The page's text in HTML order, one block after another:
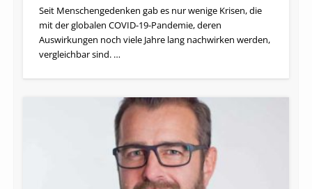
Seit Menschengedenken gab es nur wenige Krisen, die
mit der globalen COVID-19-Pandemie, deren
Auswirkungen noch viele Jahre lang nachwirken werden,
vergleichbar sind. …